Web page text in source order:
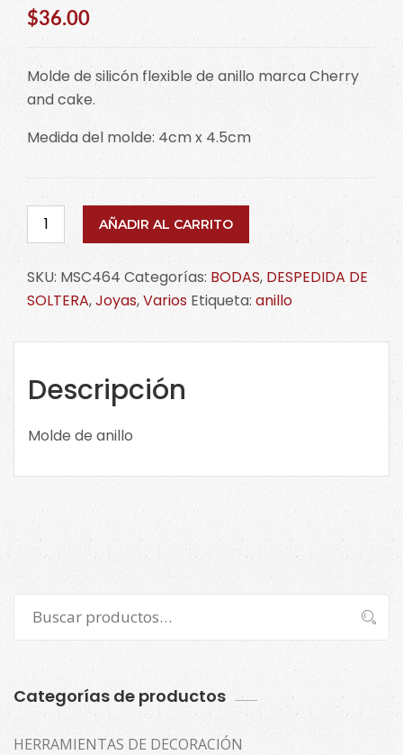
$36.00
Molde de silicón flexible de anillo marca Cherry
and cake.
Medida del molde: 4cm x 4.5cm
Molde
de
MSC464
cantidad
AÑADIR AL CARRITO
SKU: MSC464 Categorías: BODAS, DESPEDIDA DE
SOLTERA,Joyas,Varios Etiqueta: anillo
Descripción
Molde de anillo
por:
Buscar
Categorías de productos
HERRAMIENTAS DE DECORACIÓN